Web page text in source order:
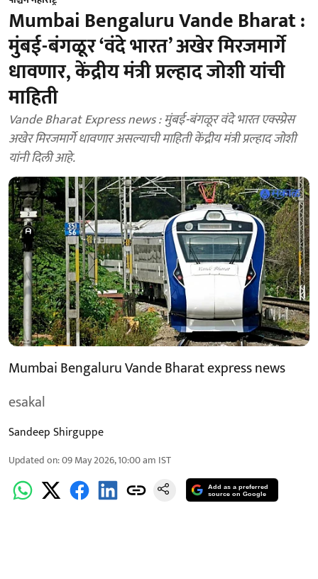
Mumbai Bengaluru Vande Bharat :
मुंबई-बंगळूर ‘वंदे भारत’ अखेर मिरजमार्गे
धावणार, केंद्रीय मंत्री प्रल्हाद जोशी यांची
माहिती
Vande Bharat Express news : मुंबई-बंगळूर वंदे भारत एक्स्प्रेस
अखेर मिरजमार्गे धावणार असल्याची माहिती केंद्रीय मंत्री प्रल्हाद जोशी
यांनी दिली आहे.
Mumbai Bengaluru Vande Bharat express news
esakal
Sandeep Shirguppe
Updated on:09 May 2026, 10:00 am IST
Add as a preferred
source on Google